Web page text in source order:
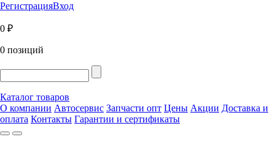
РегистрацияВход
0 ₽
0 позиций
Каталог товаров
О компании Автосервис Запчасти опт Цены Акции Доставка и
оплата Контакты Гарантии и сертификаты